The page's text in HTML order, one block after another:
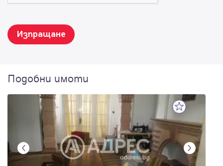
Изпращане
Подобни имоти